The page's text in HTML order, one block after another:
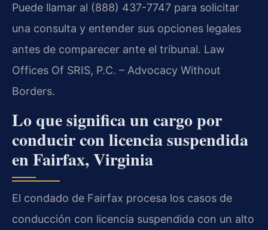
Puede llamar al (888) 437-7747 para solicitar
una consulta y entender sus opciones legales
antes de comparecer ante el tribunal. Law
Offices Of SRIS, P.C. – Advocacy Without
Borders.
Lo que significa un cargo por
conducir con licencia suspendida
en Fairfax, Virginia
El condado de Fairfax procesa los casos de
conducción con licencia suspendida con un alto